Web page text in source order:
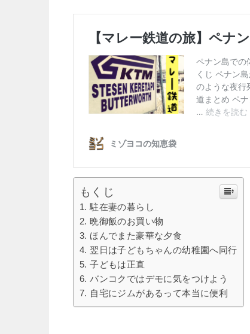
もくじ
駐在妻の暮らし
晩御飯のお買い物
ほんでまた豪華な夕食
翌日は子どもちゃんの幼稚園へ同行
子どもは正直
バンコクではデモに気をつけよう
自宅にジムがあるって本当に便利